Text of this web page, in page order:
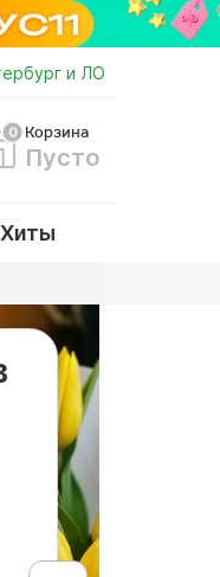
и ЛО
Корзина
Пусто
Хиты